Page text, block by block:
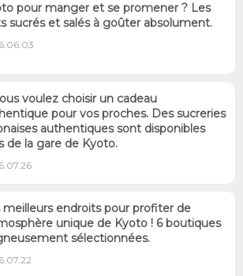
pour manger et se promener ? Les
sucrés et salés à goûter absolument.
voulez choisir un cadeau
pour vos proches. Des sucreries
authentiques sont disponibles
de la gare de Kyoto.
meilleurs endroits pour profiter de
unique de Kyoto ! 6 boutiques
sélectionnées.